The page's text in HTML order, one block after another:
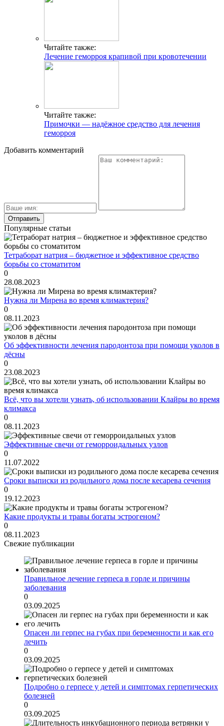
Читайте также:
Лечение геморроя крапивой при кровотечении
Читайте также:
Примочки — надёжное средство для лечения
геморроя
Добавить комментарий
Популярные статьи
Тетраборат натрия – бюджетное и эффективное средство
борьбы со стоматитом
0
28.08.2023
Нужна ли Мирена во время климактерия?
0
08.11.2023
Об эффективности лечения пародонтоза при помощи уколов в
дёсны
0
23.08.2023
Всё, что вы хотели узнать, об использовании Клайры во время
климакса
0
08.11.2023
Эффективные свечи от геморроидальных узлов
0
11.07.2022
Сроки выписки из родильного дома после кесарева сечения
0
19.12.2023
Какие продукты и травы богаты эстрогеном?
0
08.11.2023
Свежие публикации
Правильное лечение герпеса в горле и причины
заболевания
0
03.09.2025
Опасен ли герпес на губах при беременности и как его
лечить
0
03.09.2025
Подробно о герпесе у детей и симптомах герпетических
болезней
0
03.09.2025